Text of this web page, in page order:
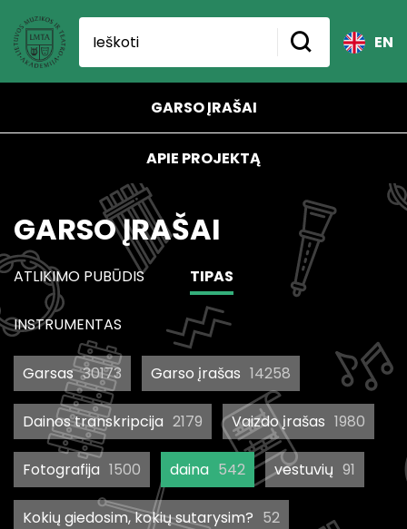
EN
GARSO ĮRAŠAI
APIE PROJEKTĄ
GARSO ĮRAŠAI
ATLIKIMO PUBŪDIS TIPAS
INSTRUMENTAS
Garsas 30173 Garso įrašas 14258
Dainos transkripcija 2179 Vaizdo įrašas 1980
Fotografija 1500 daina 542 vestuvių 91
Kokių giedosim, kokių sutarysim? 52